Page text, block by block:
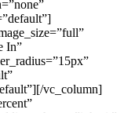
In”
vc_column]